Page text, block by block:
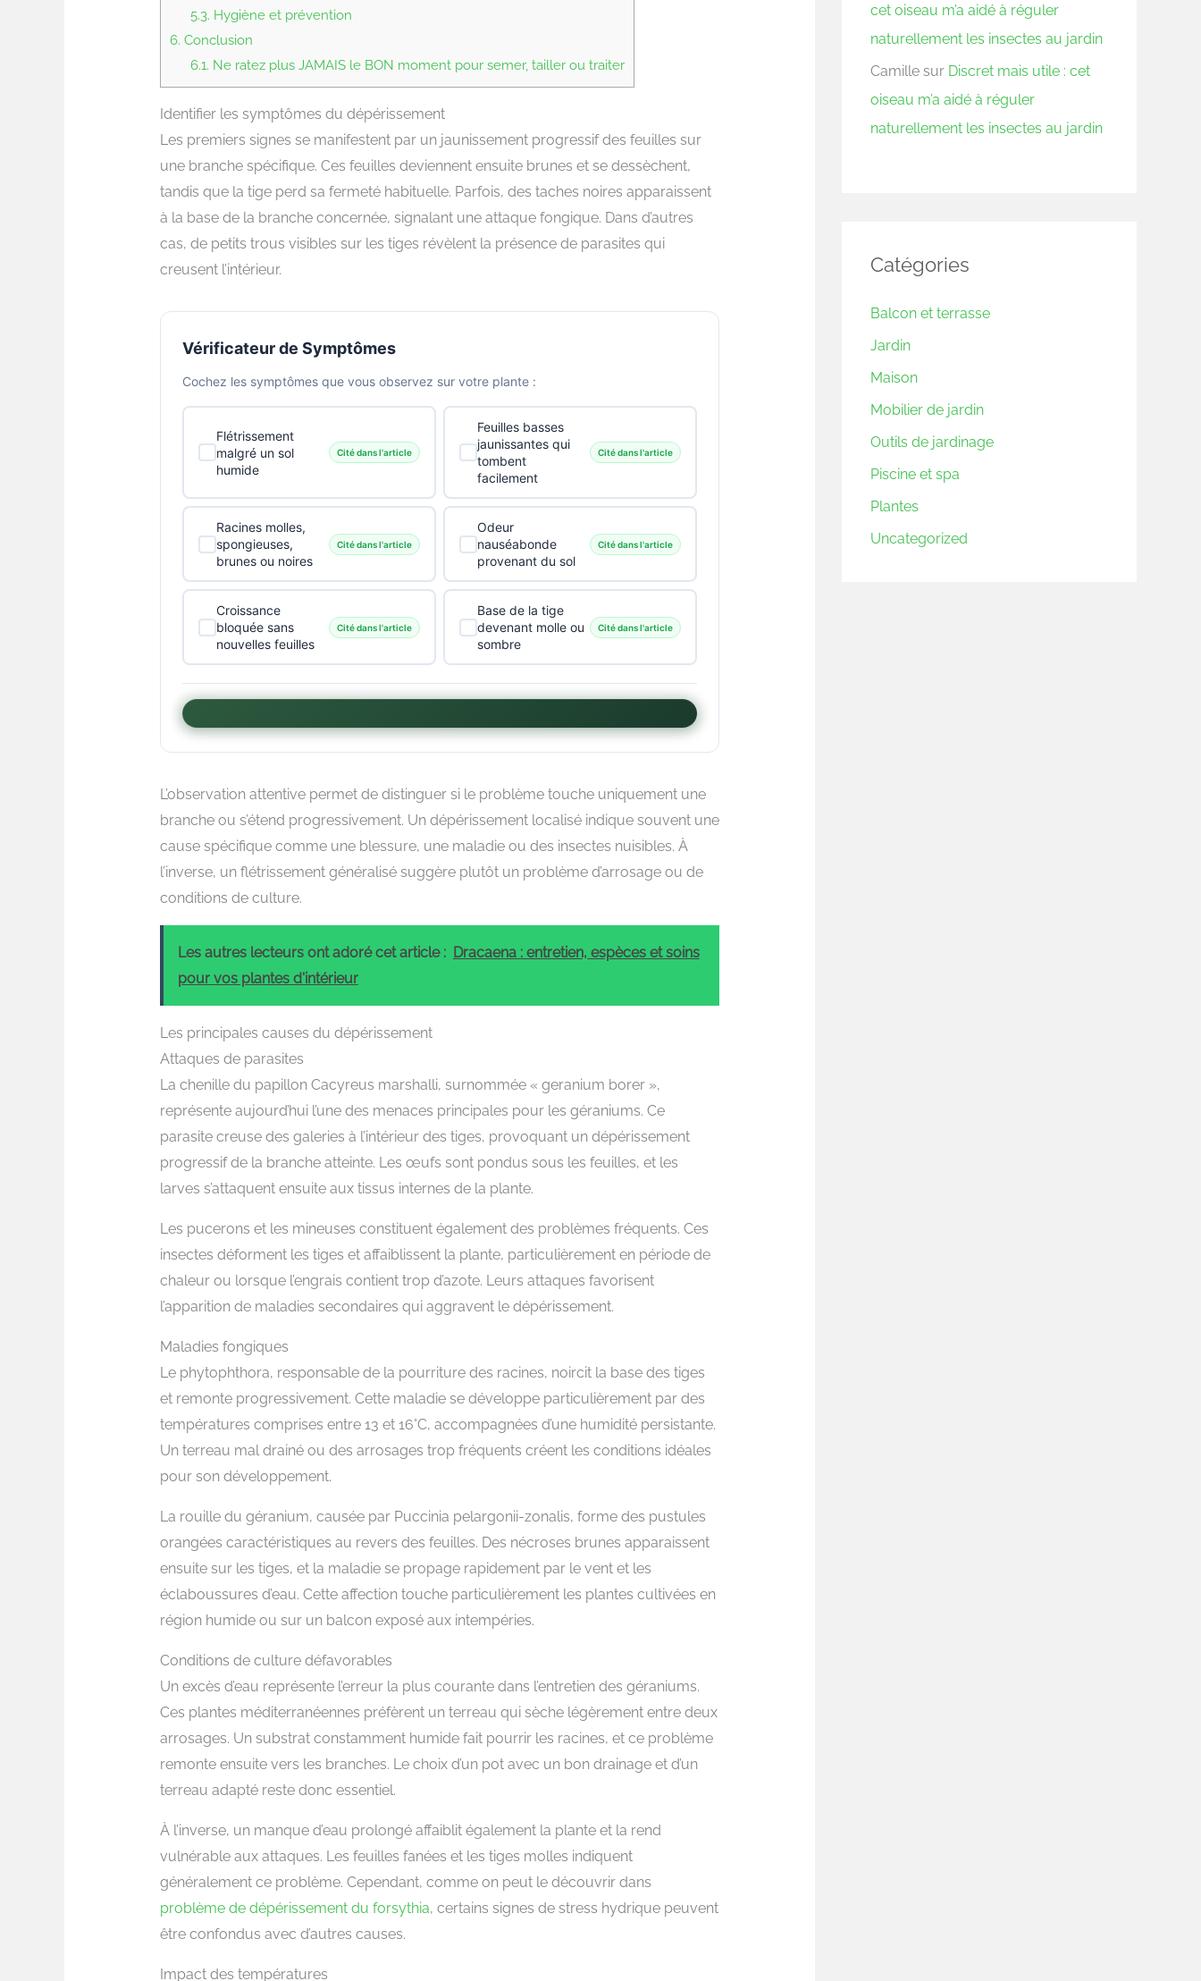
5.3. Hygiène et prévention
6. Conclusion
6.1. Ne ratez plus JAMAIS le BON moment pour semer, tailler ou traiter
Identifier les symptômes du dépérissement
Les premiers signes se manifestent par un jaunissement progressif des feuilles sur
une branche spécifique. Ces feuilles deviennent ensuite brunes et se dessèchent,
tandis que la tige perd sa fermeté habituelle. Parfois, des taches noires apparaissent
à la base de la branche concernée, signalant une attaque fongique. Dans d’autres
cas, de petits trous visibles sur les tiges révèlent la présence de parasites qui
creusent l’intérieur.
Vérificateur de Symptômes
Cochez les symptômes que vous observez sur votre plante :
Flétrissement
malgré un sol
humide
Cité dans l'article
Feuilles basses
jaunissantes qui
tombent
facilement
Cité dans l'article
Racines molles,
spongieuses,
brunes ou noires
Cité dans l'article
Odeur
nauséabonde
provenant du sol
Cité dans l'article
Croissance
bloquée sans
nouvelles feuilles
Cité dans l'article
Base de la tige
devenant molle ou
sombre
Cité dans l'article
L’observation attentive permet de distinguer si le problème touche uniquement une
branche ou s’étend progressivement. Un dépérissement localisé indique souvent une
cause spécifique comme une blessure, une maladie ou des insectes nuisibles. À
l’inverse, un flétrissement généralisé suggère plutôt un problème d’arrosage ou de
conditions de culture.
Les autres lecteurs ont adoré cet article : Dracaena : entretien, espèces et soins
pour vos plantes d'intérieur
Les principales causes du dépérissement
Attaques de parasites
La chenille du papillon Cacyreus marshalli, surnommée « geranium borer »,
représente aujourd’hui l’une des menaces principales pour les géraniums. Ce
parasite creuse des galeries à l’intérieur des tiges, provoquant un dépérissement
progressif de la branche atteinte. Les œufs sont pondus sous les feuilles, et les
larves s’attaquent ensuite aux tissus internes de la plante.
Les pucerons et les mineuses constituent également des problèmes fréquents. Ces
insectes déforment les tiges et affaiblissent la plante, particulièrement en période de
chaleur ou lorsque l’engrais contient trop d’azote. Leurs attaques favorisent
l’apparition de maladies secondaires qui aggravent le dépérissement.
Maladies fongiques
Le phytophthora, responsable de la pourriture des racines, noircit la base des tiges
et remonte progressivement. Cette maladie se développe particulièrement par des
températures comprises entre 13 et 16°C, accompagnées d’une humidité persistante.
Un terreau mal drainé ou des arrosages trop fréquents créent les conditions idéales
pour son développement.
La rouille du géranium, causée par Puccinia pelargonii-zonalis, forme des pustules
orangées caractéristiques au revers des feuilles. Des nécroses brunes apparaissent
ensuite sur les tiges, et la maladie se propage rapidement par le vent et les
éclaboussures d’eau. Cette affection touche particulièrement les plantes cultivées en
région humide ou sur un balcon exposé aux intempéries.
Conditions de culture défavorables
Un excès d’eau représente l’erreur la plus courante dans l’entretien des géraniums.
Ces plantes méditerranéennes préfèrent un terreau qui sèche légèrement entre deux
arrosages. Un substrat constamment humide fait pourrir les racines, et ce problème
remonte ensuite vers les branches. Le choix d’un pot avec un bon drainage et d’un
terreau adapté reste donc essentiel.
À l’inverse, un manque d’eau prolongé affaiblit également la plante et la rend
vulnérable aux attaques. Les feuilles fanées et les tiges molles indiquent
généralement ce problème. Cependant, comme on peut le découvrir dans
problème de dépérissement du forsythia, certains signes de stress hydrique peuvent
être confondus avec d’autres causes.
Impact des températures
cet oiseau m’a aidé à réguler
naturellement les insectes au jardin
Camille sur Discret mais utile : cet
oiseau m’a aidé à réguler
naturellement les insectes au jardin
Catégories
Balcon et terrasse
Jardin
Maison
Mobilier de jardin
Outils de jardinage
Piscine et spa
Plantes
Uncategorized